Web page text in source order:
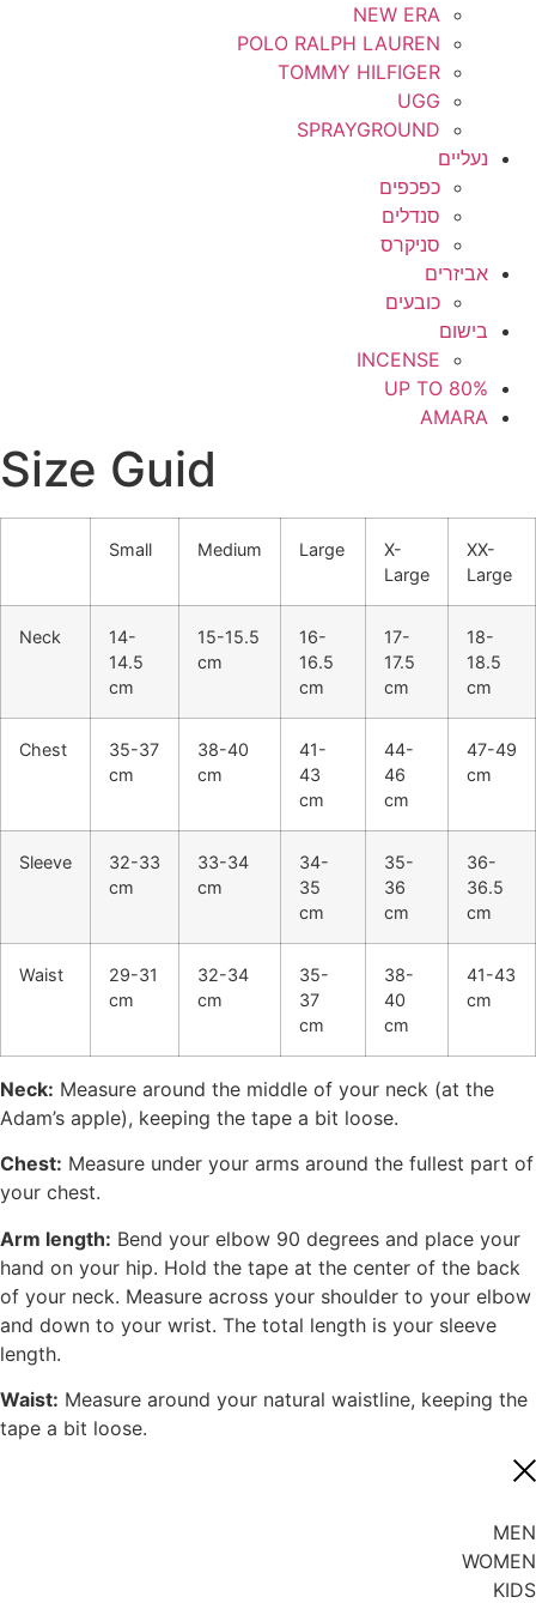
NEW ERA
POLO RALPH LAUREN
TOMMY HILFIGER
UGG
SPRAYGROUND
נעליים
כפכפים
סנדלים
סניקרס
אביזרים
כובעים
בישום
INCENSE
UP TO 80%
AMARA
Size Guid
Small Medium Large
X-
Large
XX-
Large
Neck
14-
14.5
cm
15-15.5
cm
16-
16.5
cm
17-
17.5
cm
18-
18.5
cm
Chest
35-37
cm
38-40
cm
41-
43
cm
44-
46
cm
47-49
cm
Sleeve
32-33
cm
33-34
cm
34-
35
cm
35-
36
cm
36-
36.5
cm
Waist
29-31
cm
32-34
cm
35-
37
cm
38-
40
cm
41-43
cm
Neck: Measure around the middle of your neck (at the
Adam’s apple), keeping the tape a bit loose.
Chest: Measure under your arms around the fullest part of
your chest.
Arm length: Bend your elbow 90 degrees and place your
hand on your hip. Hold the tape at the center of the back
of your neck. Measure across your shoulder to your elbow
and down to your wrist. The total length is your sleeve
length.
Waist: Measure around your natural waistline, keeping the
tape a bit loose.
MEN
WOMEN
KIDS